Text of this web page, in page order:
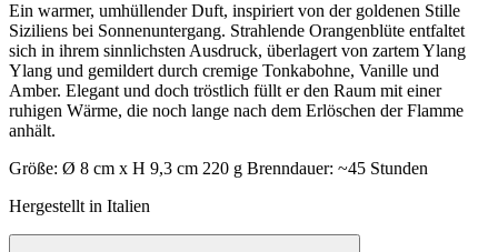
Ein warmer, umhüllender Duft, inspiriert von der goldenen Stille
Siziliens bei Sonnenuntergang. Strahlende Orangenblüte entfaltet
sich in ihrem sinnlichsten Ausdruck, überlagert von zartem Ylang
Ylang und gemildert durch cremige Tonkabohne, Vanille und
Amber. Elegant und doch tröstlich füllt er den Raum mit einer
ruhigen Wärme, die noch lange nach dem Erlöschen der Flamme
anhält.
Größe: Ø 8 cm x H 9,3 cm 220 g Brenndauer: ~45 Stunden
Hergestellt in Italien